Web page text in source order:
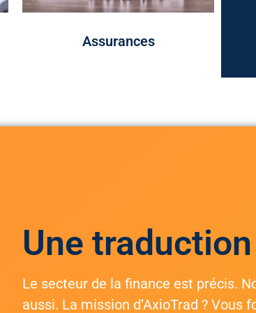
Assurances
Une
Le secteur de la finance est précis.
aussi. La mission d’AxioTrad ? Vous